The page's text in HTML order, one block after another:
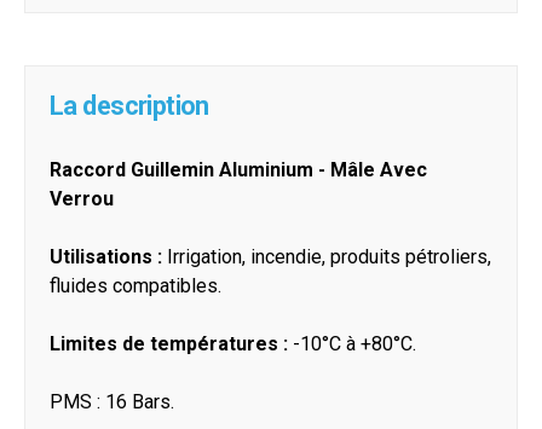
La description
Raccord Guillemin Aluminium - Mâle Avec
Verrou
Utilisations : Irrigation, incendie, produits pétroliers,
fluides compatibles.
Limites de températures : -10°C à +80°C.
PMS : 16 Bars.